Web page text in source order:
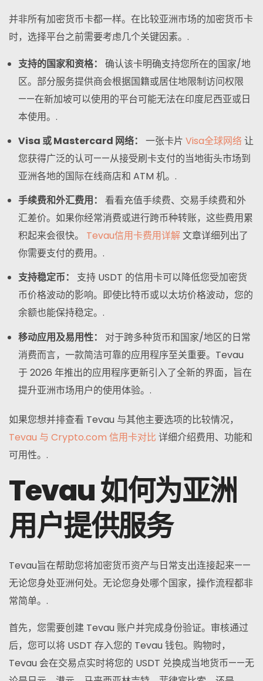
并非所有加密货币卡都一样。在比较亚洲市场的加密货币卡
时，选择平台之前需要考虑几个关键因素。.
支持的国家和资格：
确认该卡明确支持您所在的国家/地
区。部分服务提供商会根据国籍或居住地限制访问权限
——在新加坡可以使用的平台可能无法在印度尼西亚或日
本使用。.
Visa 或 Mastercard 网络：
一张卡片 Visa全球网络让
您获得广泛的认可——从接受刷卡支付的当地街头市场到
亚洲各地的国际在线商店和 ATM 机。.
手续费和外汇费用：
看看充值手续费、交易手续费和外
汇差价。如果你经常消费或进行跨币种转账，这些费用累
积起来会很快。 Tevau信用卡费用详解文章详细列出了
你需要支付的费用。.
支持稳定币：
支持 USDT 的信用卡可以降低您受加密货
币价格波动的影响。即使比特币或以太坊价格波动，您的
余额也能保持稳定。.
移动应用及易用性：
对于跨多种货币和国家/地区的日常
消费而言，一款简洁可靠的应用程序至关重要。Tevau
于 2026 年推出的应用程序更新引入了全新的界面，旨在
提升亚洲市场用户的使用体验。.
如果您想并排查看 Tevau 与其他主要选项的比较情况，
Tevau 与 Crypto.com 信用卡对比 详细介绍费用、功能和
可用性。.
Tevau 如何为亚洲
用户提供服务
Tevau旨在帮助您将加密货币资产与日常支出连接起来——
无论您身处亚洲何处。无论您身处哪个国家，操作流程都非
常简单。.
首先，您需要创建 Tevau 账户并完成身份验证。审核通过
后，您可以将 USDT 存入您的 Tevau 钱包。购物时，
Tevau 会在交易点实时将您的 USDT 兑换成当地货币——无